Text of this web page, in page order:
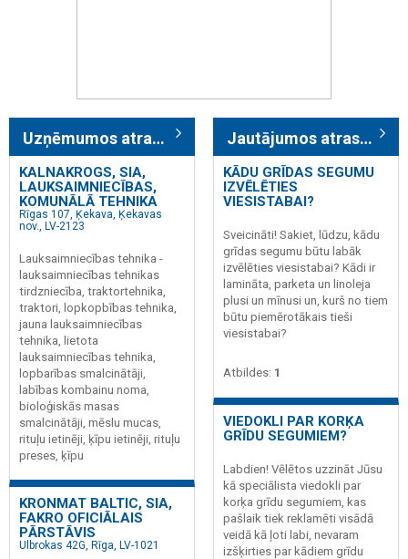
Uzņēmumos atrasts: 233
KALNAKROGS, SIA,
LAUKSAIMNIECĪBAS,
KOMUNĀLĀ TEHNIKA
Rīgas 107, Ķekava, Ķekavas
nov., LV-2123
Lauksaimniecības tehnika -
lauksaimniecības tehnikas
tirdzniecība, traktortehnika,
traktori, lopkopbības tehnika,
jauna lauksaimniecības
tehnika, lietota
lauksaimniecības tehnika,
lopbarības smalcinātāji,
labības kombainu noma,
bioloģiskās masas
smalcinātāji, mēslu mucas,
rituļu ietinēji, ķīpu ietinēji, rituļu
preses, ķīpu
KRONMAT BALTIC, SIA,
FAKRO OFICIĀLAIS
PĀRSTĀVIS
Ulbrokas 42G, Rīga, LV-1021
Jautājumos atrasts: 3
KĀDU GRĪDAS SEGUMU
IZVĒLĒTIES
VIESISTABAI?
Sveicināti! Sakiet, lūdzu, kādu
grīdas segumu būtu labāk
izvēlēties viesistabai? Kādi ir
lamināta, parketa un linoleja
plusi un mīnusi un, kurš no tiem
būtu piemērotākais tieši
viesistabai?
Atbildes: 1
VIEDOKLI PAR KORĶA
GRĪDU SEGUMIEM?
Labdien! Vēlētos uzzināt Jūsu
kā speciālista viedokli par
korķa grīdu segumiem, kas
pašlaik tiek reklamēti visādā
veidā kā ļoti labi, nevaram
izšķirties par kādiem grīdu